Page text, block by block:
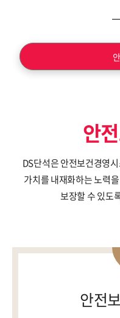
지속가능경영
지배구조
인재채용
안
DS단석은 안전보건경영
가치를 내재화하는 노력
보장할 수 있도
안전